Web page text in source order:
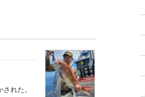
れた。